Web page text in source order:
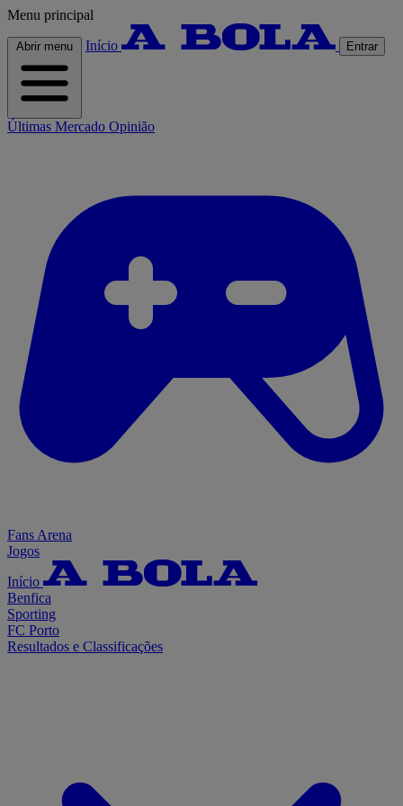
Menu principal
Abrir menu Início Entrar
Últimas Mercado Opinião
Fans Arena
Jogos
Início
Benfica
Sporting
FC Porto
Resultados e Classificações